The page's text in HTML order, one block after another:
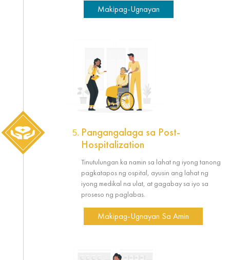
Makipag-Ugnayan
Pangangalaga sa Post-
Hospitalization
Tinutulungan ka namin sa lahat ng iyong tanong
pagkatapos ng ospital, ayusin ang lahat ng
iyong medikal na ulat, at gagabay sa iyo sa
proseso ng paglabas.
Makipag-Ugnayan Sa Amin